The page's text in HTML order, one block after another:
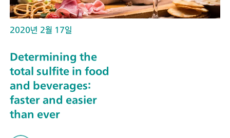
2020년 2월 17일
Determining the
total sulfite in food
and beverages:
faster and easier
than ever